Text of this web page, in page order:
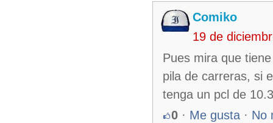
Comiko
19 de
Pues mira que
pila de carreras, si
tenga un pcl de
0 · Me gusta · No